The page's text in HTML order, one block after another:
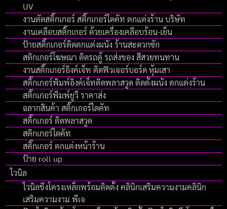
UV
งานตัดสติ๊กเกอร์ สติ๊กเกอร์ไดคัท ตกแต่งร้าน บริษัท
งานเคลือบสติ๊กเกอร์ ด้วยเครื่องเคลือบร้อน-เย็น
ป้ายสติ๊กเกอร์ติดตกแต่งผนัง ร้านสะดวกซัก
สติกเกอร์โฆษณา ติดรถตู้ รถส่งของ สีสวยทนทาน
งานสติ๊กเกอร์อิงค์เจ็ท ติดฟิวเจอร์บอร์ด หุ้มเสา
สติ๊กเกอร์พิมพ์อิงค์เจ็ทติดพลาสวูด ติดตั้งผนัง ตกแต่งร้าน
สติ๊กเกอร์พิมพ์ยูวี ราคาส่ง
ฉลากสินค้า สติ๊กเกอร์ไดคัท
สติ๊กเกอร์ ติดพลาสวูด
สติกเกอร์ไดคัท
สติ๊กเกอร์ ตกแต่งหน้าร้าน
ป้าย roll up
ไวนิล
ไวนิลขึงโครงเหล็กพร้อมติดตั้ง คลินิกเสริมความงามคลินิก
เสริมความงาม พีเจ